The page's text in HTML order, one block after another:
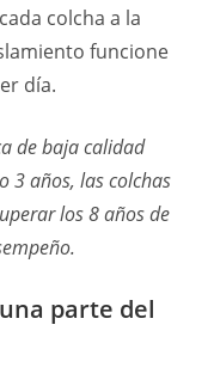
colcha a la
funcione
día.
de baja calidad
3 años, las colchas
los 8 años de
parte del